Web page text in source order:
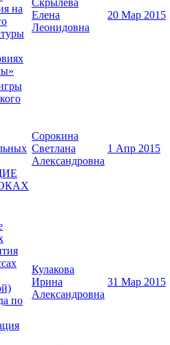
на
Скрылёва
Елена
Леонидовна
20 Мар 2015
Сорокина
Светлана
Александровна
1 Апр 2015
по
Кулакова
Ирина
Александровна
31 Мар 2015